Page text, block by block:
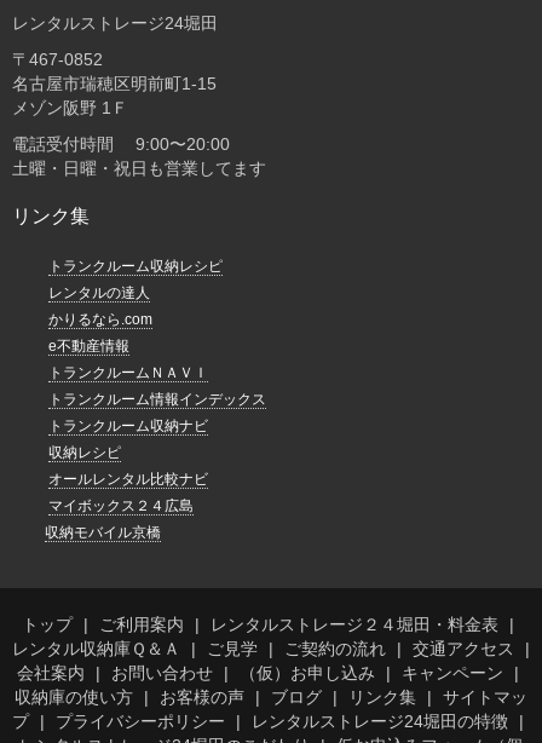
レンタルストレージ24堀田
〒467-0852
名古屋市瑞穂区明前町1-15
メゾン阪野 1Ｆ
電話受付時間 9:00〜20:00
土曜・日曜・祝日も営業してます
リンク集
トランクルーム収納レシピ
レンタルの達人
かりるなら.com
e不動産情報
トランクルームＮＡＶＩ
トランクルーム情報インデックス
トランクルーム収納ナビ
収納レシピ
オールレンタル比較ナビ
マイボックス２４広島
収納モバイル京橋
トップ ご利用案内
レンタルストレージ２４堀田・料金表
レンタル収納庫Ｑ＆Ａ
ご見学 ご契約の流れ
交通アクセス
会社案内
お問い合わせ （仮）お申し込み
キャンペーン
収納庫の使い方
お客様の声 ブログ リンク集
サイトマッ
プ
プライバシーポリシー
レンタルストレージ24堀田の特徴